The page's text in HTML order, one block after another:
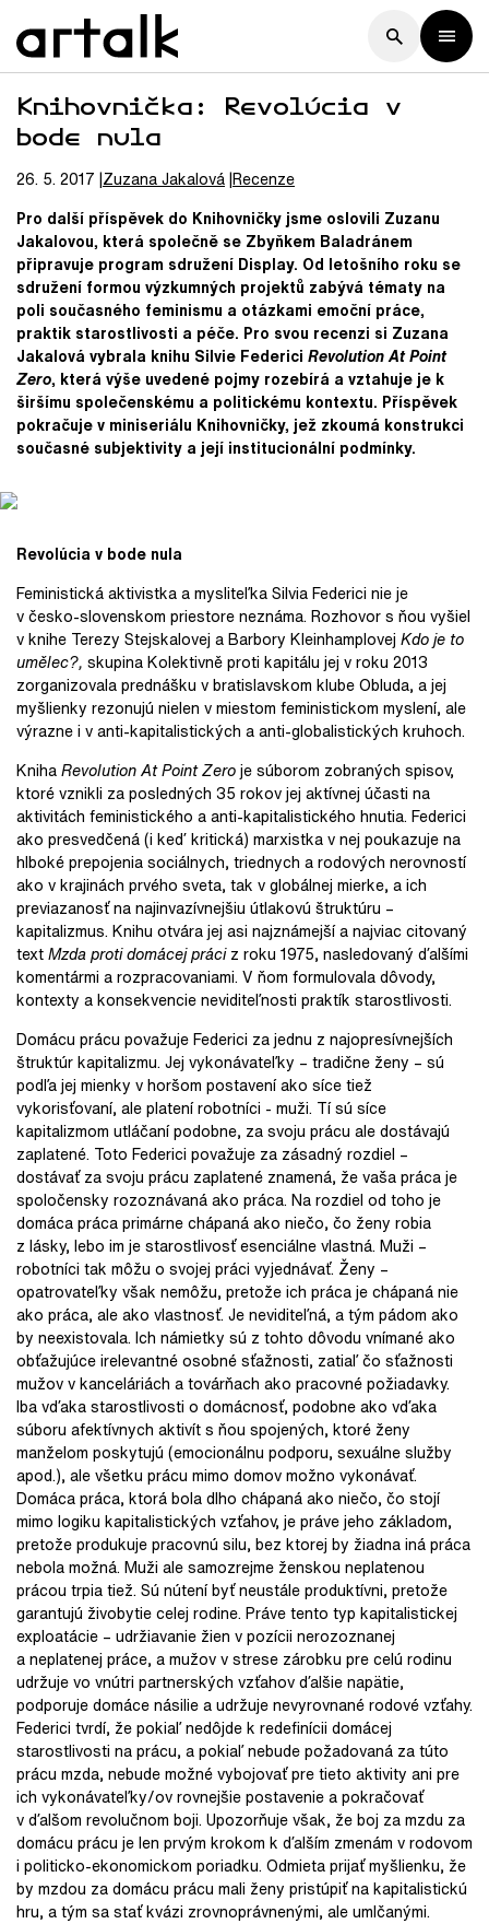
Knihovnička: Revolúcia v
bode nula
26. 5. 2017 ZuzanaJakalová Recenze
Pro další příspěvek do Knihovničky jsme oslovili Zuzanu
Jakalovou, která společně se Zbyňkem Baladránem
připravuje program sdružení Display. Od letošního roku se
sdružení formou výzkumných projektů zabývá tématy na
poli současného feminismu a otázkami emoční práce,
praktik starostlivosti a péče. Pro svou recenzi si Zuzana
Jakalová vybrala knihu Silvie Federici Revolution At Point
Zero, která výše uvedené pojmy rozebírá a vztahuje je k
širšímu společenskému a politickému kontextu. Příspěvek
pokračuje v miniseriálu Knihovničky, jež zkoumá konstrukci
současné subjektivity a její institucionální podmínky.
Revolúcia v bode nula
Feministická aktivistka a mysliteľka Silvia Federici nie je
v česko-slovenskom priestore neznáma. Rozhovor s ňou vyšiel
v knihe Terezy Stejskalovej a Barbory Kleinhamplovej Kdo je to
umělec?, skupina Kolektivně proti kapitálu jej v roku 2013
zorganizovala prednášku v bratislavskom klube Obluda, a jej
myšlienky rezonujú nielen v miestom feministickom myslení, ale
výrazne i v anti-kapitalistických a anti-globalistických kruhoch.
KnihaRevolution At Point Zeroje súborom zobraných spisov,
ktoré vznikli za posledných 35 rokov jej aktívnej účasti na
aktivitách feministického a anti-kapitalistického hnutia. Federici
ako presvedčená (i keď kritická) marxistka v nej poukazuje na
hlboké prepojenia sociálnych, triednych a rodových nerovností
ako v krajinách prvého sveta, tak v globálnej mierke, a ich
previazanosť na najinvazívnejšiu útlakovú štruktúru –
kapitalizmus. Knihu otvára jej asi najznámejší a najviac citovaný
textMzda proti domácej práciz roku 1975, nasledovaný ďalšími
komentármi a rozpracovaniami. V ňom formulovala dôvody,
kontexty a konsekvencie neviditeľnosti praktík starostlivosti.
Domácu prácu považuje Federici za jednu z najopresívnejších
štruktúr kapitalizmu. Jej vykonávateľky – tradične ženy – sú
podľa jej mienky v horšom postavení ako síce tiež
vykorisťovaní, ale platení robotníci - muži. Tí sú síce
kapitalizmom utláčaní podobne, za svoju prácu ale dostávajú
zaplatené. Toto Federici považuje za zásadný rozdiel –
dostávať za svoju prácu zaplatené znamená, že vaša práca je
spoločensky rozoznávaná ako práca. Na rozdiel od toho je
domáca práca primárne chápaná ako niečo, čo ženy robia
z lásky, lebo im je starostlivosť esenciálne vlastná. Muži –
robotníci tak môžu o svojej práci vyjednávať. Ženy –
opatrovateľky však nemôžu, pretože ich práca je chápaná nie
ako práca, ale ako vlastnosť. Je neviditeľná, a tým pádom ako
by neexistovala. Ich námietky sú z tohto dôvodu vnímané ako
obťažujúce irelevantné osobné sťažnosti, zatiaľ čo sťažnosti
mužov v kanceláriách a továrňach ako pracovné požiadavky.
Iba vďaka starostlivosti o domácnosť, podobne ako vďaka
súboru afektívnych aktivít s ňou spojených, ktoré ženy
manželom poskytujú (emocionálnu podporu, sexuálne služby
apod.), ale všetku prácu mimo domov možno vykonávať.
Domáca práca, ktorá bola dlho chápaná ako niečo, čo stojí
mimo logiku kapitalistických vzťahov, je práve jeho základom,
pretože produkuje pracovnú silu, bez ktorej by žiadna iná práca
nebola možná. Muži ale samozrejme ženskou neplatenou
prácou trpia tiež. Sú nútení byť neustále produktívni, pretože
garantujú živobytie celej rodine. Práve tento typ kapitalistickej
exploatácie – udržiavanie žien v pozícii nerozoznanej
a neplatenej práce, a mužov v strese zárobku pre celú rodinu
udržuje vo vnútri partnerských vzťahov ďalšie napätie,
podporuje domáce násilie a udržuje nevyrovnané rodové vzťahy.
Federici tvrdí, že pokiaľ nedôjde k redefinícii domácej
starostlivosti na prácu, a pokiaľ nebude požadovaná za túto
prácu mzda, nebude možné vybojovať pre tieto aktivity ani pre
ich vykonávateľky/ov rovnejšie postavenie a pokračovať
v ďalšom revolučnom boji. Upozorňuje však, že boj za mzdu za
domácu prácu je len prvým krokom k ďalším zmenám v rodovom
i politicko-ekonomickom poriadku. Odmieta prijať myšlienku, že
by mzdou za domácu prácu mali ženy pristúpiť na kapitalistickú
hru, a tým sa stať kvázi zrovnoprávnenými, ale umlčanými.